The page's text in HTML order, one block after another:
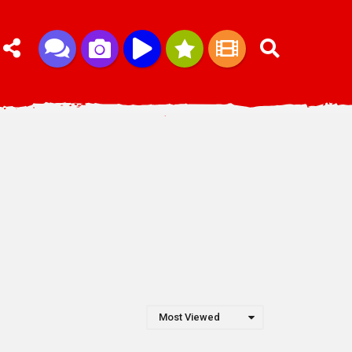
Most Viewed